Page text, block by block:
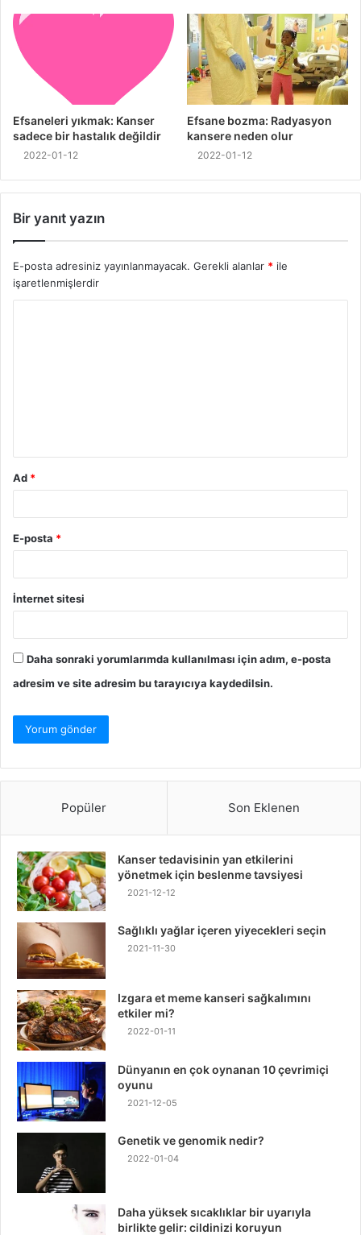
Efsaneleri yıkmak: Kanser
sadece bir hastalık değildir
2022-01-12
Efsane bozma: Radyasyon
kansere neden olur
2022-01-12
Bir yanıt yazın
E-posta adresiniz yayınlanmayacak. Gerekli alanlar * ile
işaretlenmişlerdir
Ad *
E-posta *
İnternet sitesi
Daha sonraki yorumlarımda kullanılması için adım, e-posta
adresim ve site adresim bu tarayıcıya kaydedilsin.
Popüler Son Eklenen
Kanser tedavisinin yan etkilerini
yönetmek için beslenme tavsiyesi
2021-12-12
Sağlıklı yağlar içeren yiyecekleri seçin
2021-11-30
Izgara et meme kanseri sağkalımını
etkiler mi?
2022-01-11
Dünyanın en çok oynanan 10 çevrimiçi
oyunu
2021-12-05
Genetik ve genomik nedir?
2022-01-04
Daha yüksek sıcaklıklar bir uyarıyla
birlikte gelir: cildinizi koruyun